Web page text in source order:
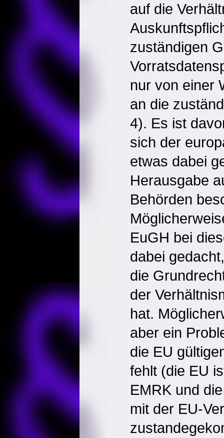
auf die
zuständigen
nur von einer
an die
4). Es ist
sich der
etwas dabei
Herausgabe
Behörden
EuGH bei
dabei
die
der
hat.
aber ein
die EU
fehlt (die EU
EMRK und
mit der EU-